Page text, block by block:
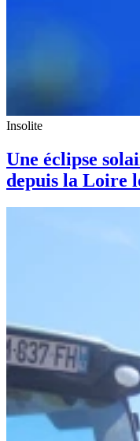
Insolite
Une éclipse
depuis la Loire